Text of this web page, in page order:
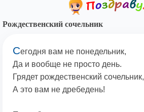
Рождественский сочельник
Сегодня вам не понедельник,
Да и вообще не просто день.
Грядет рождественский сочельник,
А это вам не дребедень!